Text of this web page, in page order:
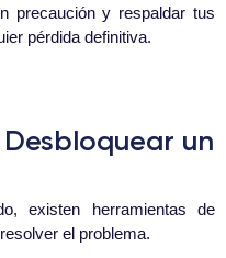
precaución y respaldar tus
pérdida definitiva.
un
existen herramientas de
el problema.